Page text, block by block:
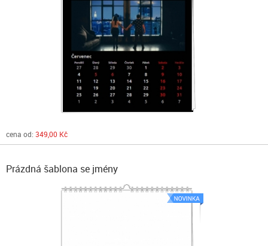
cena od: 349,00 Kč
Prázdná šablona se jmény